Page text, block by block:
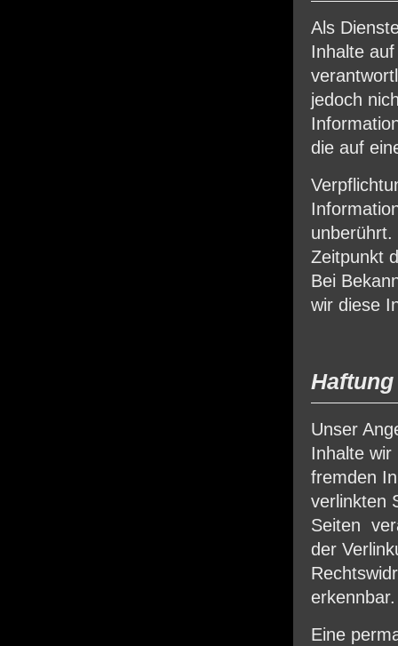
Als
Inhalte
jedoch
die auf
Zeitpunkt
Bei
wir diese
Unser
Inhalte wir
fremden
verlinkten
Seiten
der
erkennbar.
Eine